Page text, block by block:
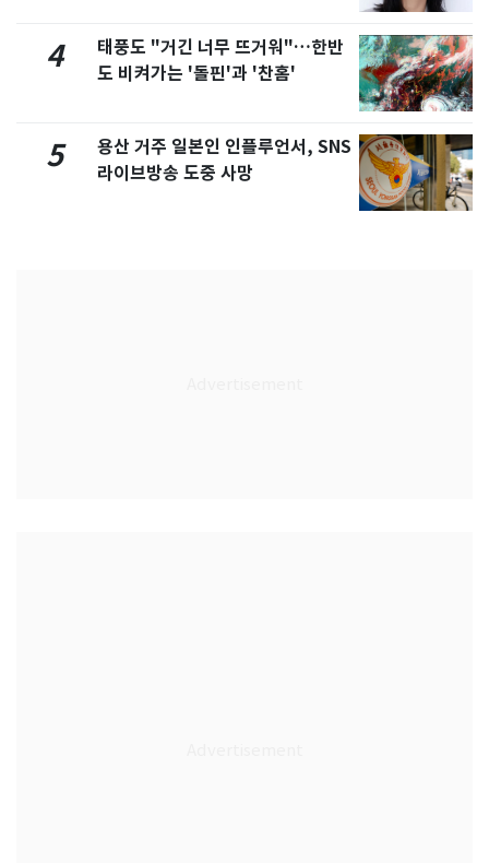
4
태풍도 "거긴 너무 뜨거워"…한반
도 비켜가는 '돌핀'과 '찬홈'
5
용산 거주 일본인 인플루언서, SNS
라이브방송 도중 사망